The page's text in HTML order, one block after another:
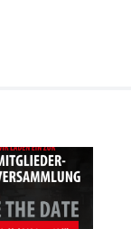
–
RSV